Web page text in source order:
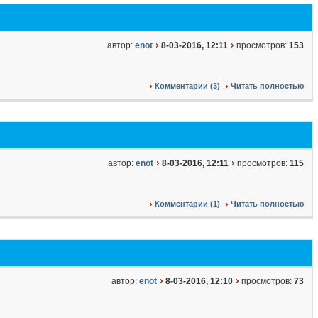
автор: enot 8-03-2016, 12:11 просмотров: 153
Комментарии (3) Читать полностью
автор: enot 8-03-2016, 12:11 просмотров: 115
Комментарии (1) Читать полностью
автор: enot 8-03-2016, 12:10 просмотров: 73